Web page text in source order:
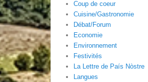
Coup de coeur
Cuisine/Gastronomie
Débat/Forum
Economie
Environnement
Festivités
La Lettre de País Nòstre
Langues